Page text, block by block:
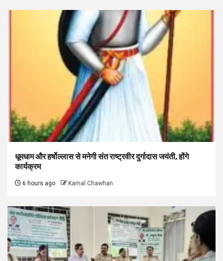
धूमधाम और हर्षोल्लास से मनेगी संत राष्ट्रवीर दुर्गादास जयंती, होंगे
कार्यक्रम
6 hours ago Kamal Chawhan